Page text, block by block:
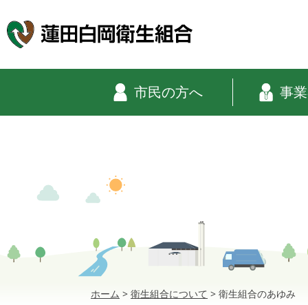
市民の方へ 事
ホーム > 衛生組合について > 衛生組合のあゆみ